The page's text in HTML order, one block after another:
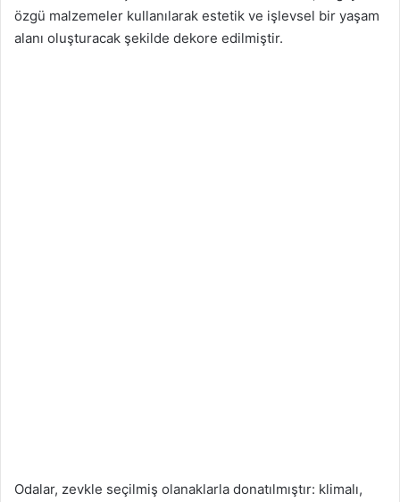
özgü malzemeler kullanılarak estetik ve işlevsel bir yaşam
alanı oluşturacak şekilde dekore edilmiştir.
Odalar, zevkle seçilmiş olanaklarla donatılmıştır: klimalı,